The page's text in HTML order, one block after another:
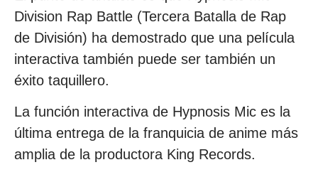
Division Rap Battle (Tercera Batalla de Rap
de División) ha demostrado que una película
interactiva también puede ser también un
éxito taquillero.
La función interactiva de Hypnosis Mic es la
última entrega de la franquicia de anime más
amplia de la productora King Records.